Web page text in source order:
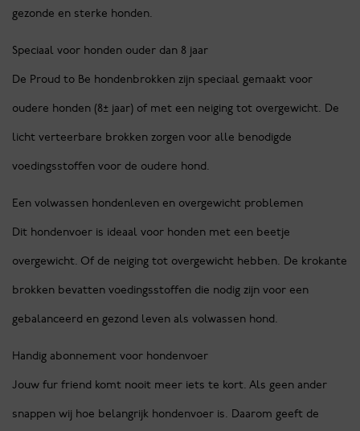
gezonde en sterke honden.
Speciaal voor honden ouder dan 8 jaar
De Proud to Be hondenbrokken zijn speciaal gemaakt voor
oudere honden (8± jaar) of met een neiging tot overgewicht. De
licht verteerbare brokken zorgen voor alle benodigde
voedingsstoffen voor de oudere hond.
Een volwassen hondenleven en overgewicht problemen
Dit hondenvoer is ideaal voor honden met een beetje
overgewicht. Of de neiging tot overgewicht hebben. De krokante
brokken bevatten voedingsstoffen die nodig zijn voor een
gebalanceerd en gezond leven als volwassen hond.
Handig abonnement voor hondenvoer
Jouw fur friend komt nooit meer iets te kort. Als geen ander
snappen wij hoe belangrijk hondenvoer is. Daarom geeft de